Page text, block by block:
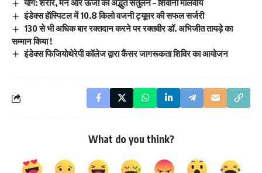
योग: शरीर, मन और ऊर्जा का अद्भुत संतुलन – शिवानी मालवीय
इंडेक्स हॅास्पिटल में 10.8 किलो वजनी ट्यूमर की सफल सर्जरी
130 से भी अधिक बार रक्तदान करने पर रक्तवीर डॉ. अभिजीत तायड़े का
सम्मान किया !
इंडेक्स फिजियोथेरेपी कॉलेज द्वारा कैंसर जागरूकता शिविर का आयोजन
What do you think?